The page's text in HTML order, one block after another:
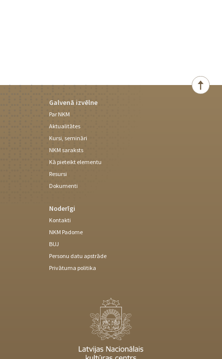
Galvenā izvēlne
Par NKM
Aktualitātes
Kursi, semināri
NKM saraksts
Kā pieteikt elementu
Resursi
Dokumenti
Noderīgi
Kontakti
NKM Padome
BUJ
Personu datu apstrāde
Privātuma politika